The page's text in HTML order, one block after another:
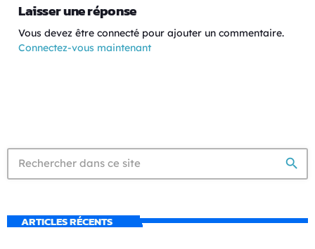
Laisser une réponse
Vous devez être connecté pour ajouter un commentaire.
Connectez-vous maintenant
search
ARTICLES RÉCENTS